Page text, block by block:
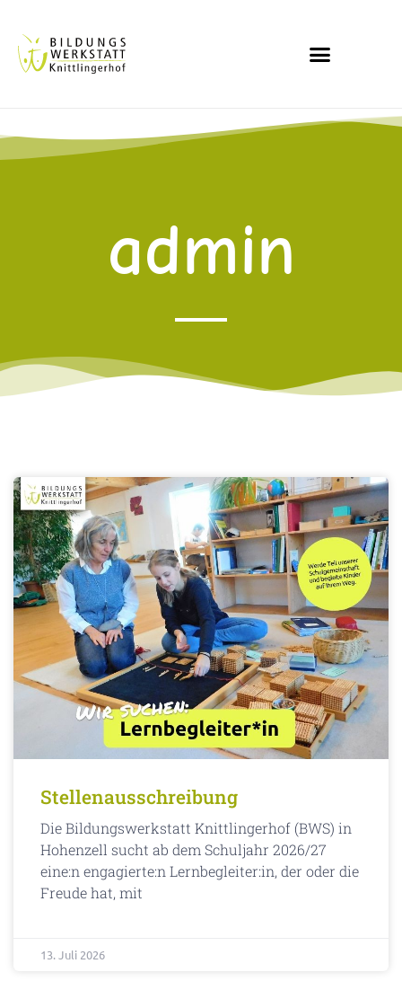
admin
Stellenausschreibung
Die Bildungswerkstatt Knittlingerhof (BWS) in
Hohenzell sucht ab dem Schuljahr 2026/27
eine:n engagierte:n Lernbegleiter:in, der oder die
Freude hat, mit
13. Juli 2026